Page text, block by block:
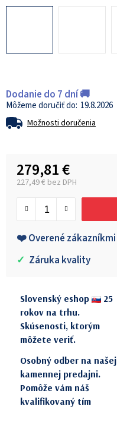
Dodanie do 7 dní 🚚
19.8.2026
Možnosti doručenia
279,81 €
227,49 € bez DPH
❤️ Overené zákazníkmi
✓ Záruka kvality
Slovenský eshop
25
rokov na trhu.
Skúsenosti, ktorým
môžete veriť.
Osobný odber na našej
kamennej predajni.
Pomôže vám náš
kvalifikovaný tím